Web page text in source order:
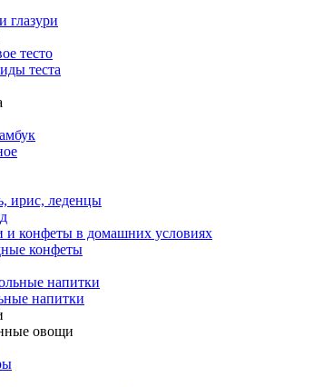
глазури
тесто
теста
ирис, леденцы
и конфеты в домашних условиях
конфеты
напитки
напитки
овощи